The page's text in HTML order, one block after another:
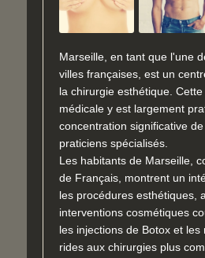
Marseille, en tant que l'une
villes françaises, est un
la chirurgie esthétique.
médicale y est largement
concentration significative
praticiens spécialisés.
Les habitants de Marseille,
de Français, montrent un
les procédures esthétiques,
interventions cosmétiques
les injections de Botox et
rides aux chirurgies plus